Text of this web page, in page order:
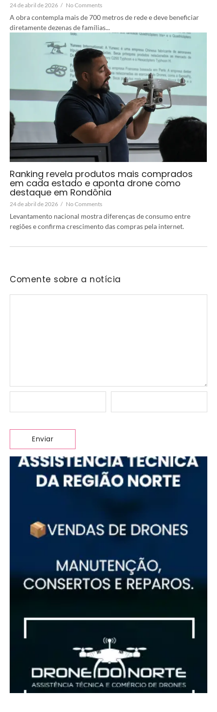
24 de abril de 2026 / No Comments
A obra contempla mais de 700 metros de rede e deve beneficiar
diretamente dezenas de famílias...
Ranking revela produtos mais comprados
em cada estado e aponta drone como
destaque em Rondônia
24 de abril de 2026 / No Comments
Levantamento nacional mostra diferenças de consumo entre
regiões e confirma crescimento das compras pela internet.
Comente sobre a notícia